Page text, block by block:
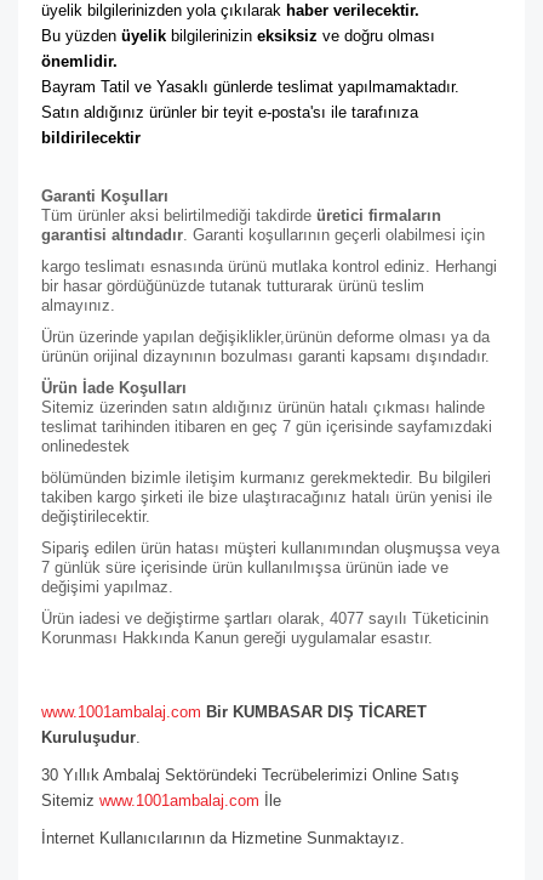
üyelik bilgilerinizden yola çıkılarak haber verilecektir.
Bu yüzden üyelik bilgilerinizin eksiksiz
önemlidir.
Bayram Tatil ve Yasaklı günlerde teslimat yapılmamaktadır.
Satın aldığınız ürünler bir teyit e-posta'sı ile tarafınıza
bildirilecektir
Garanti Koşulları
Tüm ürünler aksi belirtilmediği takdirde üretici firmaların
garantisi altındadır. Garanti koşullarının geçerli olabilmesi için
kargo teslimatı esnasında ürünü mutlaka kontrol ediniz. Herhangi
bir hasar gördüğünüzde tutanak tutturarak ürünü teslim
almayınız.
Ürün üzerinde yapılan değişiklikler,ürünün deforme olması ya da
ürünün orijinal dizaynının bozulması garanti kapsamı dışındadır.
Ürün İade Koşulları
Sitemiz üzerinden satın aldığınız ürünün hatalı çıkması halinde
teslimat tarihinden itibaren en geç 7 gün içerisinde sayfamızdaki
onlinedestek
bölümünden bizimle iletişim kurmanız gerekmektedir. Bu bilgileri
takiben kargo şirketi ile bize ulaştıracağınız hatalı ürün yenisi ile
değiştirilecektir.
Sipariş edilen ürün hatası müşteri kullanımından oluşmuşsa veya
7 günlük süre içerisinde ürün kullanılmışsa ürünün iade ve
değişimi yapılmaz.
Ürün iadesi ve değiştirme şartları olarak, 4077 sayılı Tüketicinin
Korunması Hakkında Kanun gereği uygulamalar esastır.
www.1001ambalaj.com Bir KUMBASAR DIŞ TİCARET
Kuruluşudur.
30 Yıllık Ambalaj Sektöründeki Tecrübelerimizi Online Satış
Sitemiz www.1001ambalaj.com İle
İnternet Kullanıcılarının da Hizmetine Sunmaktayız.